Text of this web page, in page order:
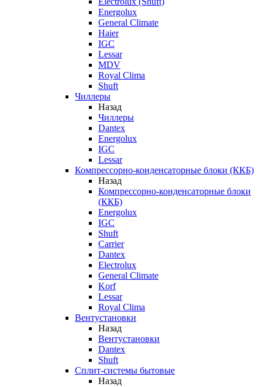
Energolux
General Climate
Haier
IGC
Lessar
MDV
Royal Clima
Shuft
Чиллеры
Назад
Чиллеры
Dantex
Energolux
IGC
Lessar
Компрессорно-конденсаторные блоки (ККБ)
Назад
Компрессорно-конденсаторные блоки
(ККБ)
Energolux
IGC
Shuft
Carrier
Dantex
Electrolux
General Climate
Korf
Lessar
Royal Clima
Вентустановки
Назад
Вентустановки
Dantex
Shuft
Сплит-системы бытовые
Назад